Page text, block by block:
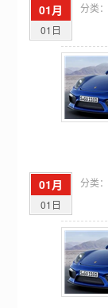
01月
01日
分类：
01月
01日
分类：